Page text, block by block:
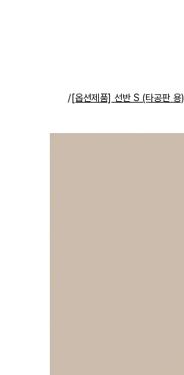
/[옵션제품] 선반 S (타공판 용)